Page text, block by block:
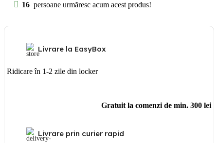
16 persoane urmăresc acum acest produs!
Livrare la EasyBox
Ridicare în 1-2 zile din locker
Gratuit la comenzi de min. 300 lei
Livrare prin curier rapid